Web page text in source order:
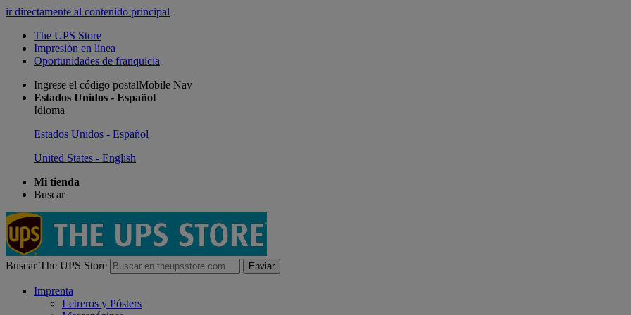
ir directamente al contenido principal
The UPS Store
Impresión en línea
Oportunidades de franquicia
Ingrese el código postalMobile Nav
Estados Unidos - Español
Idioma
Estados Unidos - Español
United States - English
Mi tienda
Buscar
Buscar The UPS Store Enviar
Imprenta
Letreros y Pósters